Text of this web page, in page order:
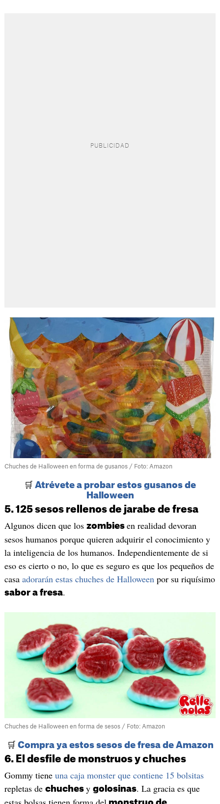
Chuches de Halloween en forma de gusanos / Foto: Amazon
🛒 Atrévete a probar estos gusanos de
Halloween
5. 125 sesos rellenos de jarabe de fresa
Algunos dicen que los zombies en realidad devoran
sesos humanos porque quieren adquirir el conocimiento y
la inteligencia de los humanos. Independientemente de si
eso es cierto o no, lo que es seguro es que los pequeños de
casa adorarán estas chuches de Halloweenpor su riquísimo
sabor a fresa.
Chuches de Halloween en forma de sesos / Foto: Amazon
🛒 Compra ya estos sesos de fresa de Amazon
6. El desfile de monstruos y chuches
Gommy tiene una caja monster que contiene 15 bolsitas
repletas de chuches y golosinas. La gracia es que